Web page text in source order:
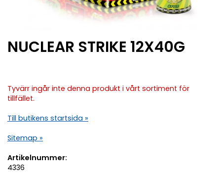
NUCLEAR STRIKE 12X40G
Tyvärr ingår inte denna produkt i vårt sortiment för
tillfället.
Till butikens startsida »
Sitemap »
Artikelnummer:
4336